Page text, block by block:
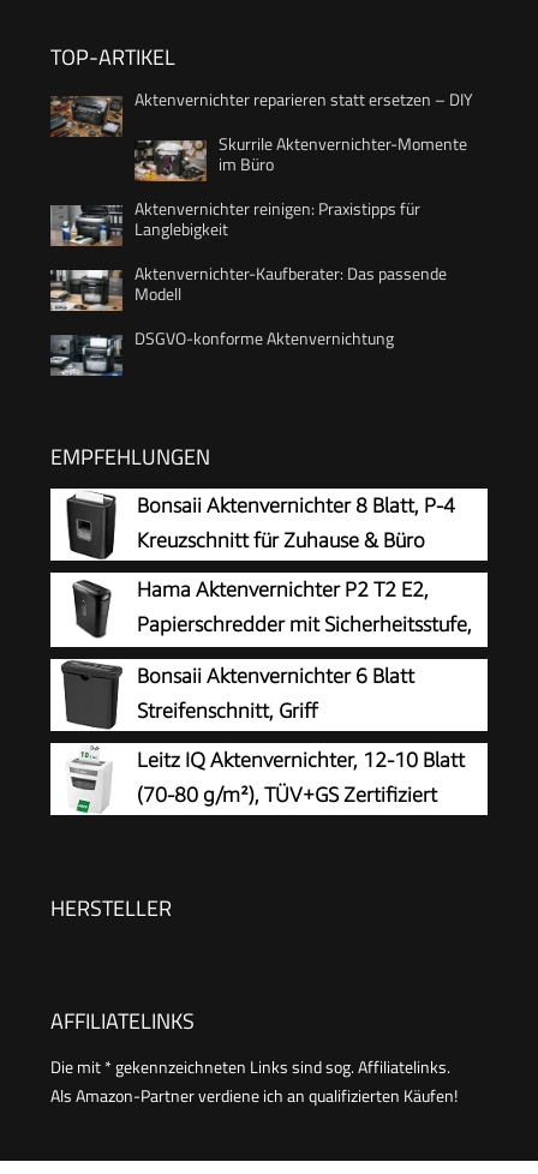
TOP-ARTIKEL
Aktenvernichter reparieren statt ersetzen – DIY
Skurrile Aktenvernichter-Momente
im Büro
Aktenvernichter reinigen: Praxistipps für
Langlebigkeit
Aktenvernichter-Kaufberater: Das passende
Modell
DSGVO-konforme Aktenvernichtung
EMPFEHLUNGEN
Bonsaii Aktenvernichter 8 Blatt, P-4
Kreuzschnitt für Zuhause & Büro
Hama Aktenvernichter P2 T2 E2,
Papierschredder mit Sicherheitsstufe,
Einzug
Bonsaii Aktenvernichter 6 Blatt
Streifenschnitt, Griff
Leitz IQ Aktenvernichter, 12-10 Blatt
(70-80 g/m²), TÜV+GS Zertifiziert
HERSTELLER
AFFILIATELINKS
Die mit * gekennzeichneten Links sind sog. Affiliatelinks.
Als Amazon-Partner verdiene ich an qualifizierten Käufen!